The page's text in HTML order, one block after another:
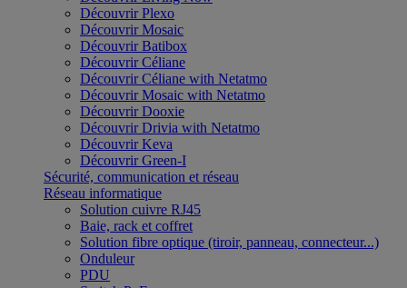
Découvrir Plexo
Découvrir Mosaic
Découvrir Batibox
Découvrir Céliane
Découvrir Céliane with Netatmo
Découvrir Mosaic with Netatmo
Découvrir Dooxie
Découvrir Drivia with Netatmo
Découvrir Keva
Découvrir Green-I
Sécurité, communication et réseau
Réseau informatique
Solution cuivre RJ45
Baie, rack et coffret
Solution fibre optique (tiroir, panneau, connecteur...)
Onduleur
PDU